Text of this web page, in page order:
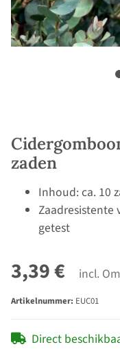
zaden
Inhoud: ca. 10
getest
3,39 € incl.
Artikelnummer: EUC01
Direct